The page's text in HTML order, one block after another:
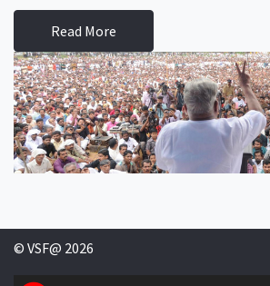
Read More
© VSF@ 2026